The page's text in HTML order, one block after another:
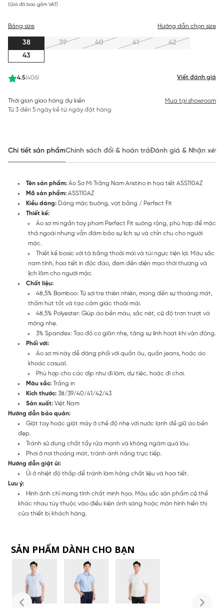
(Giá đã bao gồm VAT)
4.5(406) Viết đánh giá
Bảng size Hướng dẫn chọn size
38 39 40 41
42
43
Thời gian giao hàng dự kiến
Từ 3 đến 5 ngày kể từ ngày đặt hàng
Mua tại showroom
Chi tiết sản phẩmChính sách đổi & hoàn trảĐánh giá & Nhận xét
Tên sản phẩm: Áo Sơ Mi Trắng Nam Aristino in họa tiết ASS110AZ
Mã sản phẩm: ASS110AZ
Kiểu dáng: Dáng mặc buông, vạt bằng / Perfect Fit
Thiết kế:
Áo sơ mi ngắn tay phom Perfect Fit suông rộng, phù hợp để mặc
thả ngoài nhưng vẫn đảm bảo sự lịch sự và chỉn chu cho người
mặc.
Thiết kế basic với tà bằng thoải mái và túi ngực tiện lợi. Màu sắc
nam tính, họa tiết in độc đáo, đem đến diện mạo thời thượng và
lịch lãm cho người mặc.
Chất liệu:
48,5% Bamboo: Từ sợi tre thiên nhiên, mang đến sự thoáng mát,
thấm hút tốt và tạo cảm giác thoải mái.
48,5% Polyester: Giúp áo bền màu, sắc nét, có độ trơn trượt và
mỏng nhẹ.
3% Spandex: Tạo độ co giãn nhẹ, tăng sự linh hoạt khi vận động.
Phối với:
Áo sơ mi này dễ dàng phối với quần âu, quần jeans, hoặc áo
khoác casual.
Phù hợp cho các dịp như đi làm, dự tiệc, hoặc đi chơi.
Màu sắc: Trắng in
Kích thước: 38/39/40/41/42/43
Sản xuất: Việt Nam
Hướng dẫn bảo quản:
Giặt tay hoặc giặt máy ở chế độ nhẹ với nước lạnh để giữ áo bền
đẹp.
Tránh sử dụng chất tẩy rửa mạnh và không ngâm quá lâu.
Phơi ở nơi thoáng mát, tránh ánh nắng trực tiếp.
Hướng dẫn giặt ủi:
Ủi ở nhiệt độ thấp để tránh làm hỏng chất liệu và họa tiết.
Lưu ý:
Hình ảnh chỉ mang tính chất minh họa. Màu sắc sản phẩm có thể
khác nhau tùy thuộc vào điều kiện ánh sáng hoặc màn hình hiển thị
của thiết bị khách hàng.
SẢN PHẨM DÀNH CHO BẠN